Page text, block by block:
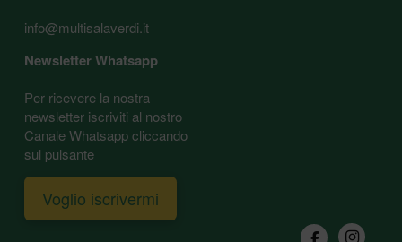
info@multisalaverdi.it
Newsletter Whatsapp
Per ricevere la nostra
newsletter iscriviti al nostro
Canale Whatsapp cliccando
sul pulsante
Voglio iscrivermi